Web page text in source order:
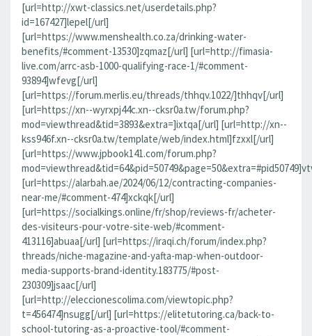
[url=http://xwt-classics.net/userdetails.php?
id=167427]lepel[/url]
[url=https://www.menshealth.co.za/drinking-water-
benefits/#comment-13530]zqmaz[/url] [url=http://fimasia-
live.com/arrc-asb-1000-qualifying-race-1/#comment-
93894]wfevg[/url]
[url=https://forum.merlis.eu/threads/thhqv.1022/]thhqv[/url]
[url=https://xn--wyrxpj44c.xn--cksr0a.tw/forum.php?
mod=viewthread&tid=3893&extra=]ixtqa[/url] [url=http://xn--
kss946f.xn--cksr0a.tw/template/web/index.html]fzxxl[/url]
[url=https://www.jpbook141.com/forum.php?
[url=https://alarbah.ae/2024/06/12/contracting-companies-
near-me/#comment-474]xckqk[/url]
[url=https://socialkings.online/fr/shop/reviews-fr/acheter-
des-visiteurs-pour-votre-site-web/#comment-
413116]abuaa[/url] [url=https://iraqi.ch/forum/index.php?
threads/niche-magazine-and-yafta-map-when-outdoor-
media-supports-brand-identity.183775/#post-
230309]jsaac[/url]
[url=http://eleccionescolima.com/viewtopic.php?
t=456474]nsugg[/url] [url=https://elitetutoring.ca/back-to-
school-tutoring-as-a-proactive-tool/#comment-